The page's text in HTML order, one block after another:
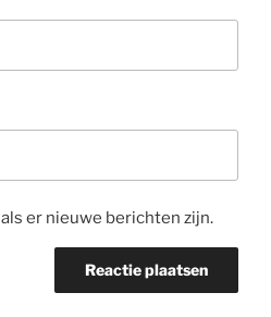
er nieuwe berichten zijn.